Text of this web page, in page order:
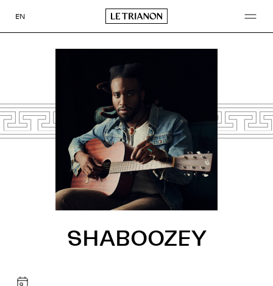
auEN
SHABOOZEY